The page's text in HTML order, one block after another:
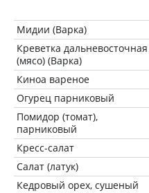
Мидии (Варка)
Креветка дальневосточная
(мясо) (Варка)
Киноа вареное
Огурец парниковый
Помидор (томат),
парниковый
Кресс-салат
Салат (латук)
Кедровый орех, сушеный